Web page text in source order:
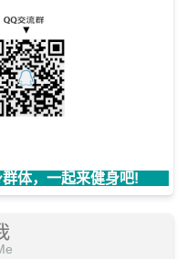
体，一起来健身吧!